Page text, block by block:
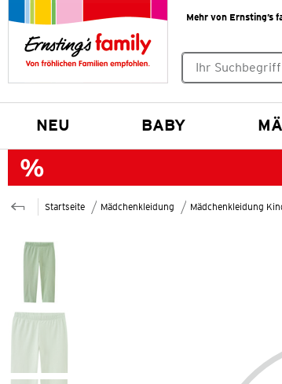
Mehr von Ernsting’s
NEU BABY
Startseite Mädchenkleidung Mädchenkleidung